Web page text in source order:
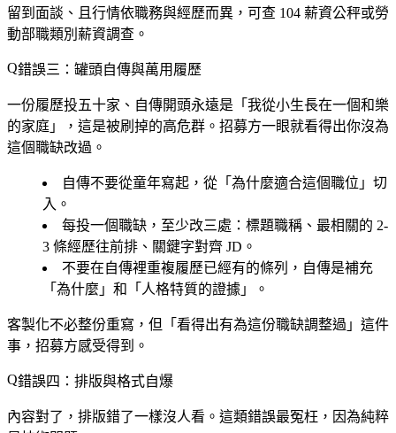
留到面談、且行情依職務與經歷而異，可查 104 薪資公秤或勞
動部職類別薪資調查。
錯誤三：罐頭自傳與萬用履歷
一份履歷投五十家、自傳開頭永遠是「我從小生長在一個和樂
的家庭」，這是被刷掉的高危群。招募方一眼就看得出你沒為
這個職缺改過。
自傳不要從童年寫起，從「為什麼適合這個職位」切
入。
每投一個職缺，至少改三處：標題職稱、最相關的 2-
3 條經歷往前排、關鍵字對齊 JD。
不要在自傳裡重複履歷已經有的條列，自傳是補充
「為什麼」和「人格特質的證據」。
客製化不必整份重寫，但「看得出有為這份職缺調整過」這件
事，招募方感受得到。
錯誤四：排版與格式自爆
內容對了，排版錯了一樣沒人看。這類錯誤最冤枉，因為純粹